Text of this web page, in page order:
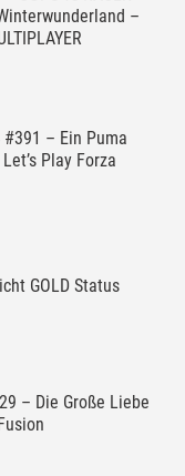
–
#391 – Ein Puma
Play Forza
GOLD Status
– Die Große Liebe